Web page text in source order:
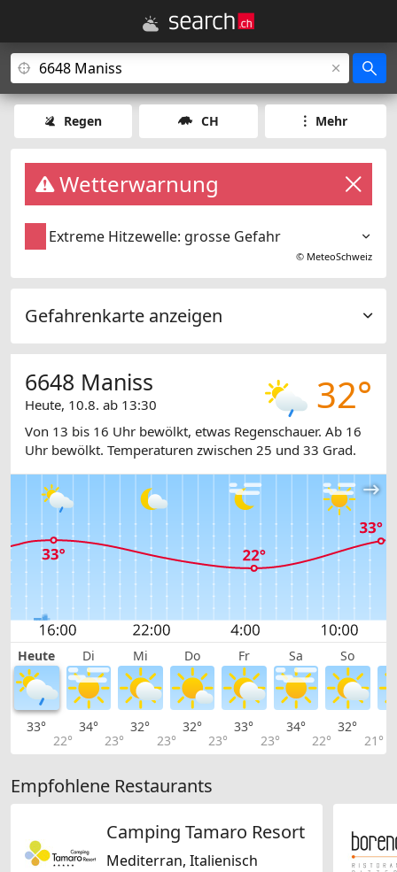
Regen CH Mehr
Wetterwarnung
Extreme Hitzewelle: grosse Gefahr
© MeteoSchweiz
Gefahrenkarte anzeigen
32°
6648 Maniss
Heute, 10.8. ab 13:30
Von 13 bis 16 Uhr bewölkt, etwas Regenschauer. Ab 16
Uhr bewölkt. Temperaturen zwischen 25 und 33 Grad.
Heute Di Mi Do Fr Sa So
33°
22°
34°
23°
32°
23°
32°
23°
33°
23°
34°
22°
32°
21°
Empfohlene Restaurants
Camping Tamaro Resort
Mediterran, Italienisch